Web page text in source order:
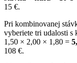
15 €.
Pri kombinovanej
vyberiete tri udalosti s
1,50 × 2,00 × 1,80 =
108 €.